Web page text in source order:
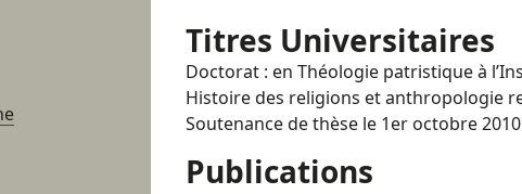
Titres Universitaires
Doctorat : en Théologie patristique à
Histoire des religions et anthropologie
Soutenance de thèse le 1er octobre
Publications